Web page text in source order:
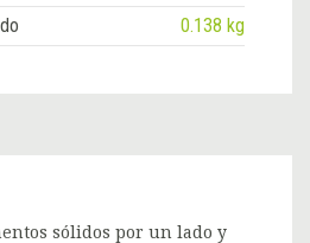
0.138 kg
sólidos por un lado y